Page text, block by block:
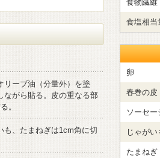
リーブ油（分量外）を塗
ながら貼る。皮の重なる部
。
も、たまねぎは1cm角に切
食物繊維
食塩相当
卵
春巻の皮
ソーセー
じゃがい
たまねぎ